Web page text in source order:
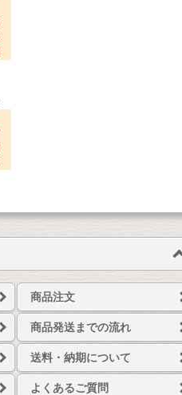
商品注文
商品発送までの流れ
送料・納期について
よくあるご質問